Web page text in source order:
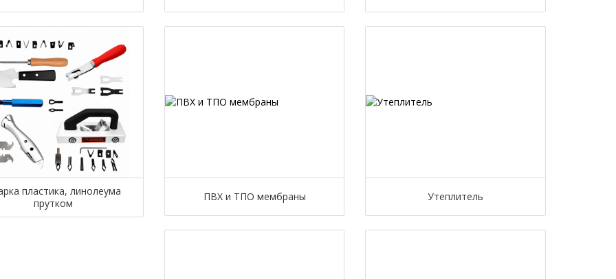
пластика, линолеума
прутком
ПВХ и ТПО мембраны Утеплитель